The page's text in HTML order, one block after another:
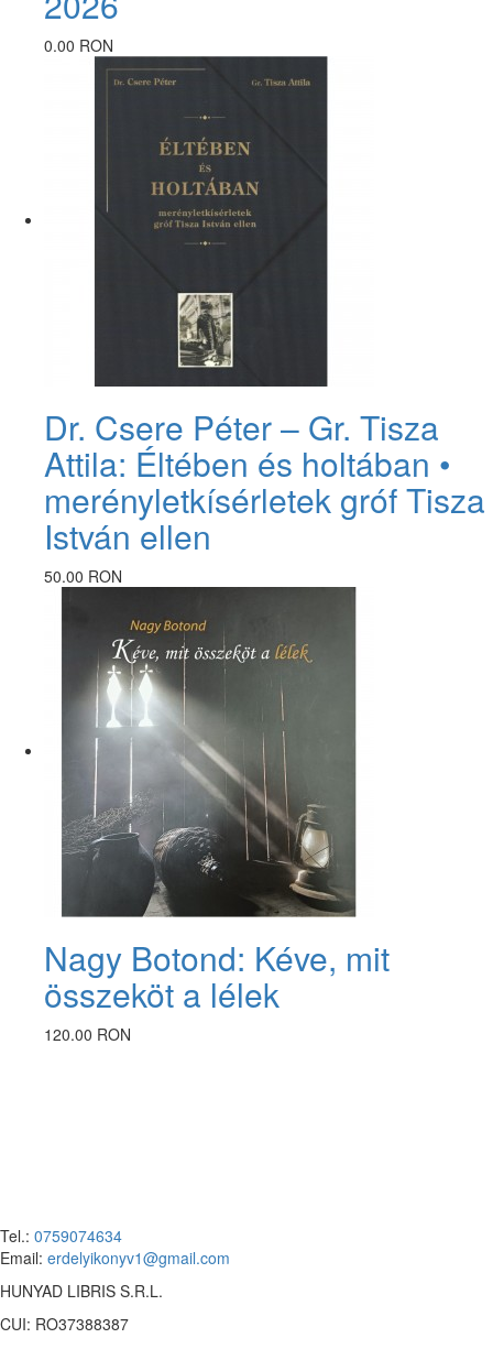
0.00 RON
Dr. Csere Péter – Gr. Tisza
Attila: Éltében és holtában •
merényletkísérletek gróf Tisza
István ellen
50.00 RON
Nagy Botond: Kéve, mit
összeköt a lélek
120.00 RON
Tel.: 0759074634
Email: erdelyikonyv1@gmail.com
HUNYAD LIBRIS S.R.L.
CUI: RO37388387